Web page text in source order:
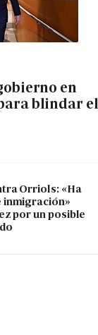
en
blindar el
Orriols: «Ha
inmigración»
por un posible